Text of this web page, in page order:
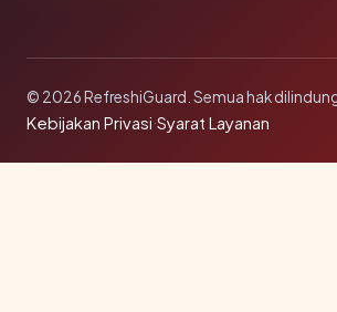
© 2026 RefreshiGuard. Semua hak
Kebijakan Privasi·Syarat Layanan